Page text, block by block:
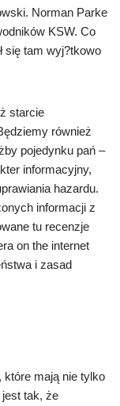
Norman Parke
KSW. Co
się tam wyj?tkowo
starcie
również
pojedynku pań –
informacyjny,
hazardu.
informacji z
tu recenzje
on the internet
i zasad
które mają nie tylko
tak, że